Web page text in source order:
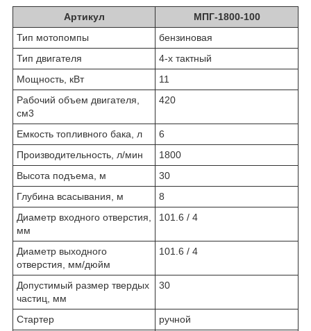
Артикул
МПГ-1800-100
Тип мотопомпы
бен­зи­но­вая
Тип двигателя
4-х такт­ный
Мощность, кВт
11
Рабочий объем двигателя,
см3
420
Емкость топливного бака, л
6
Производительность, л/мин
1800
Высота подъема, м
30
Глубина всасывания, м
8
Диаметр входного отверстия,
мм
101.6 / 4
Диаметр выходного
отверстия, мм/дюйм
101.6 / 4
Допустимый размер твердых
частиц, мм
30
Стартер руч­ной